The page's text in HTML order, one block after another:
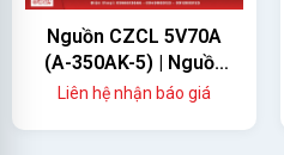
Nguồn CZCL 5V70A
(A-350AK-5) | Nguồn
Màn Hình LED 350W
Liên hệ nhận báo giá